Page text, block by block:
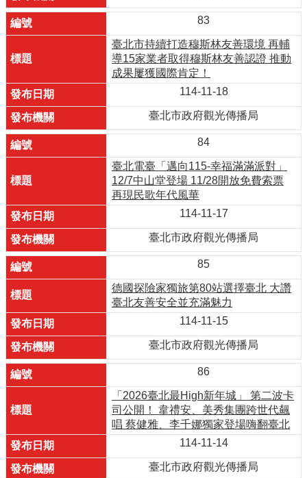
83
臺北市持續打造穆斯林友善環境 再輔
導15家業者取得穆斯林友善認證 推動
成果屢獲國際肯定！
114-11-18
臺北市政府觀光傳播局
84
臺北電臺「邁向115-幸福滿滿派對」
12/7中山堂登場 11/28開放免費索票
再現民歌年代風華
114-11-17
臺北市政府觀光傳播局
85
德國探險家獨旅第80站選擇臺北 大讚
臺北友善安全並充滿魅力
114-11-15
臺北市政府觀光傳播局
86
「2026臺北最High新年城」 第二波卡
司公開！ 韋禮安、美秀集團跨世代飆
唱 蔡健雅、李千娜獨家登場嗨翻臺北
114-11-14
臺北市政府觀光傳播局